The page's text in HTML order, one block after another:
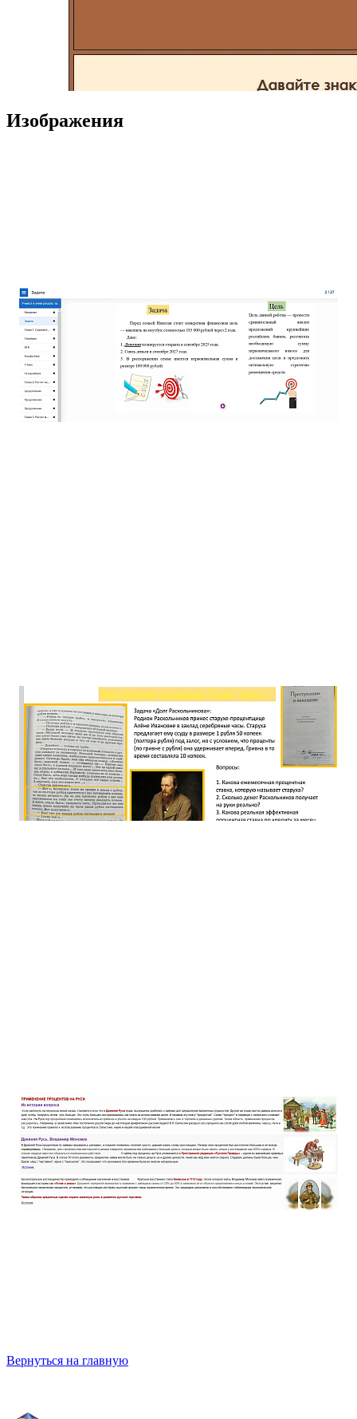
Изображения
Вернуться на главную